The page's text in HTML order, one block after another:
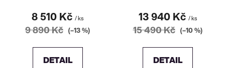
8 510 Kč / ks
9 890 Kč (–13 %)
DETAIL
13 940 Kč / ks
15 490 Kč (–10 %)
DETAIL